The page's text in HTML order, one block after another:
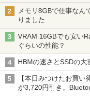
メモリ8GBで仕事な
りました
VRAM 16GBでも安い
ぐらいの性能？
HBMの速さとSSDの大
【本日みつけたお買
が3,720円引き。